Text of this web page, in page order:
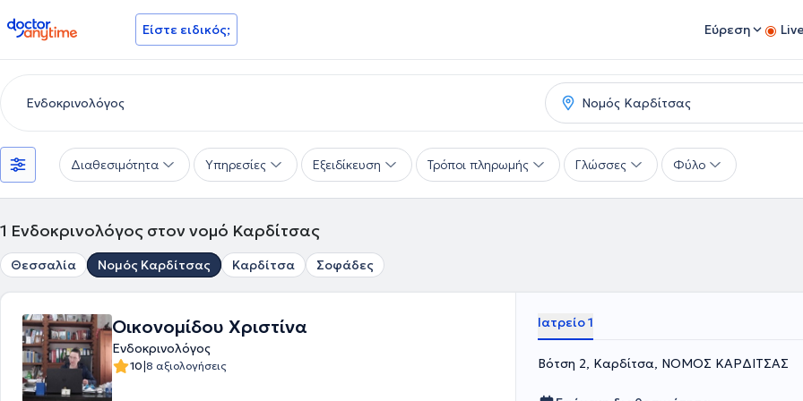
doctoranytime Είστε ειδικός; Εύρεση
Διαθεσιμότητα Υπηρεσίες Εξειδίκευση Τρόποι πληρωμής Γλώσσες Φύλο
1 Ενδοκρινολόγος στον νομό Καρδίτσας
Θεσσαλία Νομός Καρδίτσας Καρδίτσα Σοφάδες
Οικονομίδου Χριστίνα
Ενδοκρινολόγος
10|8 αξιολογήσεις
Ιατρείο 1
Βότση 2, Καρδίτσα, ΝΟΜΟΣ ΚΑΡΔΙΤΣΑΣ